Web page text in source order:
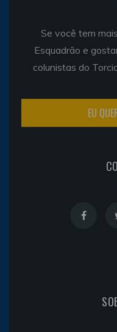
Se você tem
Esquadrão e
colunistas do
EU